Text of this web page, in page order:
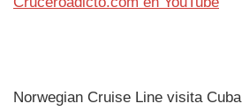
Norwegian Cruise Line visita Cuba